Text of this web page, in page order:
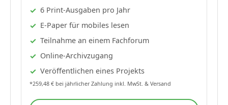
6 Print-Ausgaben pro Jahr
E-Paper für mobiles lesen
Teilnahme an einem Fachforum
Online-Archivzugang
Veröffentlichen eines Projekts
*259,48 € bei jährlicher Zahlung inkl. MwSt. & Versand